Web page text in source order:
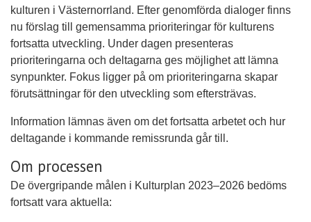
kulturen i Västernorrland. Efter genomförda dialoger finns
nu förslag till gemensamma prioriteringar för kulturens
fortsatta utveckling. Under dagen presenteras
prioriteringarna och deltagarna ges möjlighet att lämna
synpunkter. Fokus ligger på om prioriteringarna skapar
förutsättningar för den utveckling som eftersträvas.
Information lämnas även om det fortsatta arbetet och hur
deltagande i kommande remissrunda går till.
Om processen
De övergripande målen i Kulturplan 2023–2026 bedöms
fortsatt vara aktuella: